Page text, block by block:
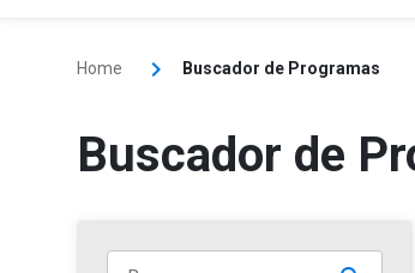
Home Buscador de Programas
Buscador de